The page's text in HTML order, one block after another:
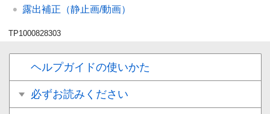
露出補正 （静止画/動画）
TP1000828303
ヘルプガイドの使いかた
必ずお読みください